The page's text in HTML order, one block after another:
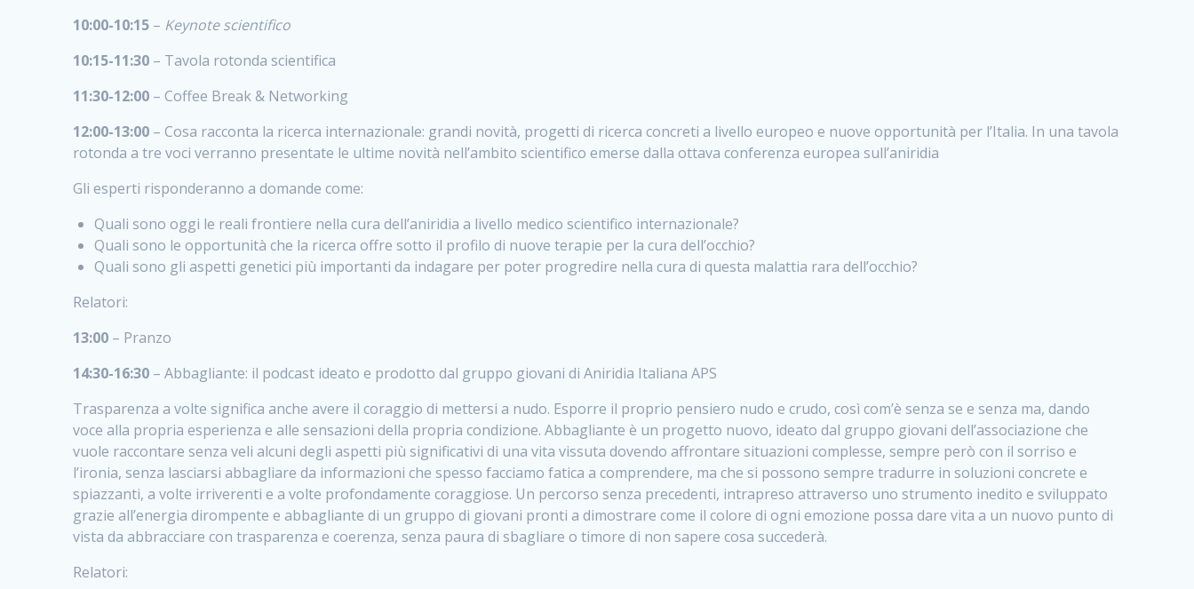
10:00-10:15 – Keynote scientifico
10:15-11:30 – Tavola rotonda scientifica
11:30-12:00 – Coffee Break & Networking
12:00-13:00 – Cosa racconta la ricerca internazionale: grandi novità, progetti di ricerca concreti a livello europeo e nuove opportunità per l’Italia. In una tavola
rotonda a tre voci verranno presentate le ultime novità nell’ambito scientifico emerse dalla ottava conferenza europea sull’aniridia
Gli esperti risponderanno a domande come:
Quali sono oggi le reali frontiere nella cura dell’aniridia a livello medico scientifico internazionale?
Quali sono le opportunità che la ricerca offre sotto il profilo di nuove terapie per la cura dell’occhio?
Quali sono gli aspetti genetici più importanti da indagare per poter progredire nella cura di questa malattia rara dell’occhio?
Relatori:
13:00 – Pranzo
14:30-16:30 – Abbagliante: il podcast ideato e prodotto dal gruppo giovani di Aniridia Italiana APS
Trasparenza a volte significa anche avere il coraggio di mettersi a nudo. Esporre il proprio pensiero nudo e crudo, così com’è senza se e senza ma, dando
voce alla propria esperienza e alle sensazioni della propria condizione. Abbagliante è un progetto nuovo, ideato dal gruppo giovani dell’associazione che
vuole raccontare senza veli alcuni degli aspetti più significativi di una vita vissuta dovendo affrontare situazioni complesse, sempre però con il sorriso e
l’ironia, senza lasciarsi abbagliare da informazioni che spesso facciamo fatica a comprendere, ma che si possono sempre tradurre in soluzioni concrete e
spiazzanti, a volte irriverenti e a volte profondamente coraggiose. Un percorso senza precedenti, intrapreso attraverso uno strumento inedito e sviluppato
grazie all’energia dirompente e abbagliante di un gruppo di giovani pronti a dimostrare come il colore di ogni emozione possa dare vita a un nuovo punto di
vista da abbracciare con trasparenza e coerenza, senza paura di sbagliare o timore di non sapere cosa succederà.
Relatori: